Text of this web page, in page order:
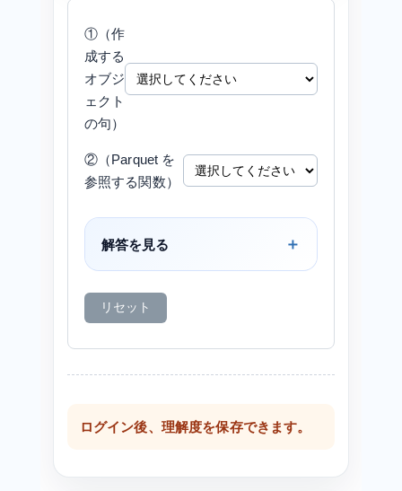
①（作
成する
オブジ
ェクト
の句）
②（Parquet を
参照する関数）
解答を見る
リセット
ログイン後、理解度を保存できます。